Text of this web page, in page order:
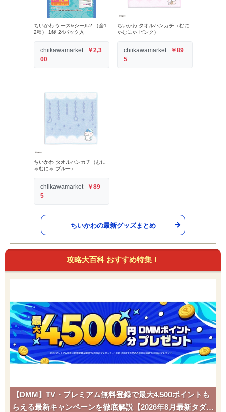
ちいかわ ケース&シール2 （全1
2種） 1袋 24パック入
chiikawamarket
￥2,3
00
ちいかわ タオルハンカチ（むに
ゃむにゃ ピンク）
chiikawamarket
￥89
5
ちいかわ タオルハンカチ（むに
ゃむにゃ ブルー）
chiikawamarket
￥89
5
ちいかわの最新グッズまとめ
攻略大百科 おすすめ特集！
【DMM】TV・プレミアム無料登録で最大4,500ポイントも
らえる最新キャンペーンを徹底解説【2026年8月最新タダポ